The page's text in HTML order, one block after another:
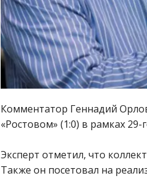
Комментатор Геннадий
«Ростовом» (1:0) в рамках 29-
Эксперт отметил, что
Также он посетовал на